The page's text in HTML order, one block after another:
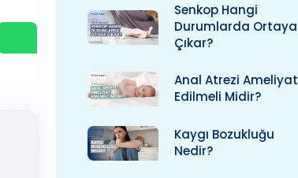
Senkop Hangi
Durumlarda Ortaya
Çıkar?
Anal Atrezi Ameliyat
Edilmeli Midir?
Kaygı Bozukluğu
Nedir?